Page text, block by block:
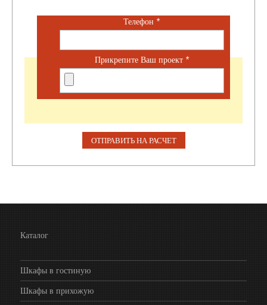
Телефон *
Прикрепите Ваш проект *
Каталог
Шкафы в гостиную
Шкафы в прихожую